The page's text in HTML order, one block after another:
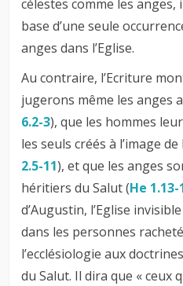
célestes comme les
base d’une seule
anges dans l’Eglise.
Au contraire, l’Ecriture
jugerons même les anges
6.2-3), que les hommes
les seuls créés à l’image de
2.5-11), et que les anges
héritiers du Salut (He 1.13-
d’Augustin, l’Eglise
dans les personnes
l’ecclésiologie aux
du Salut. Il dira que « ceux